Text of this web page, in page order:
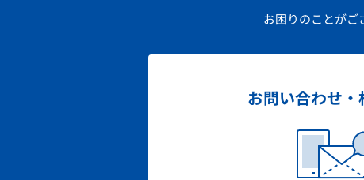
お困りのことがご
お問い合わせ